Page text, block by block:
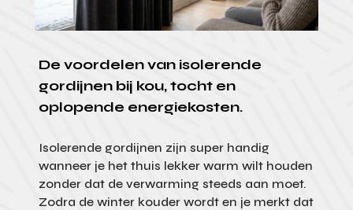
De voordelen van isolerende
gordijnen bij kou, tocht en
oplopende energiekosten.
Isolerende gordijnen zijn super handig
wanneer je het thuis lekker warm wilt houden
zonder dat de verwarming steeds aan moet.
Zodra de winter kouder wordt en je merkt dat